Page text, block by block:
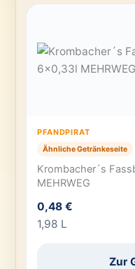
PFANDPIRAT
Ähnliche Getränkeseite
Krombacher´s
MEHRWEG
0,48 €
1,98 L
Zur